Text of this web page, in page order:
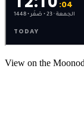
View on the